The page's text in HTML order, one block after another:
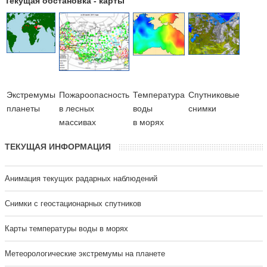
Экстремумы
планеты
Пожароопасность
в лесных
массивах
Температура
воды
в морях
Cпутниковые
снимки
ТЕКУЩАЯ ИНФОРМАЦИЯ
Анимация текущих радарных наблюдений
Cнимки с геостационарных спутников
Карты температуры воды в морях
Метеорологические экстремумы на планете